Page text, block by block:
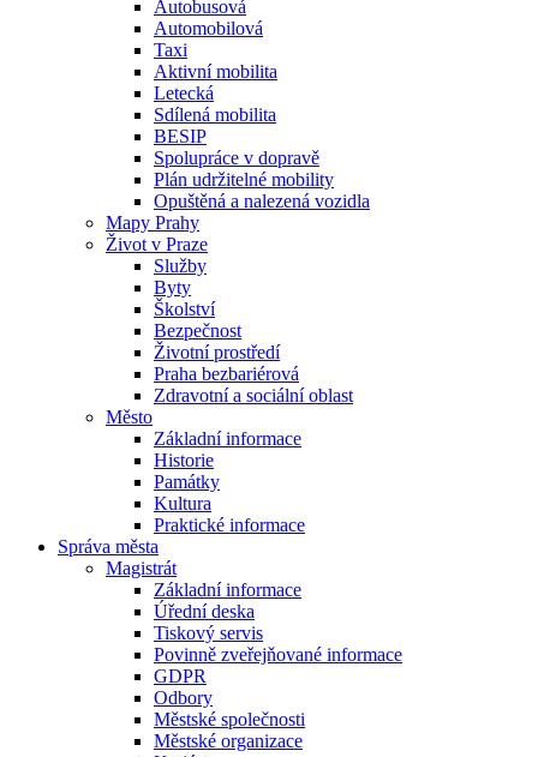
Autobusová
Automobilová
Taxi
Aktivní mobilita
Letecká
Sdílená mobilita
BESIP
Spolupráce v dopravě
Plán udržitelné mobility
Opuštěná a nalezená vozidla
Mapy Prahy
Život v Praze
Služby
Byty
Školství
Bezpečnost
Životní prostředí
Praha bezbariérová
Zdravotní a sociální oblast
Město
Základní informace
Historie
Památky
Kultura
Praktické informace
Správa města
Magistrát
Základní informace
Úřední deska
Tiskový servis
Povinně zveřejňované informace
GDPR
Odbory
Městské společnosti
Městské organizace